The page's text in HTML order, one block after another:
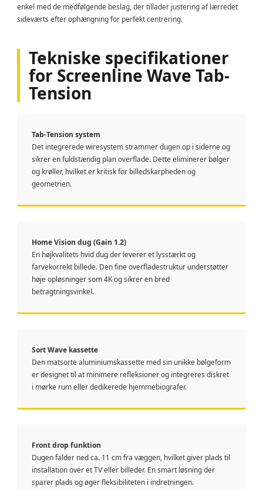
enkel med de medfølgende beslag, der tillader justering af lærredet
sideværts efter ophængning for perfekt centrering.
Tekniske specifikationer
for Screenline Wave Tab-
Tension
Tab-Tension system
Det integrerede wiresystem strammer dugen op i siderne og
sikrer en fuldstændig plan overflade. Dette eliminerer bølger
og krøller, hvilket er kritisk for billedskarpheden og
geometrien.
Home Vision dug (Gain 1.2)
En højkvalitets hvid dug der leverer et lysstærkt og
farvekorrekt billede. Den fine overfladestruktur understøtter
høje opløsninger som 4K og sikrer en bred
betragtningsvinkel.
Sort Wave kassette
Den matsorte aluminiumskassette med sin unikke bølgeform
er designet til at minimere refleksioner og integreres diskret
i mørke rum eller dedikerede hjemmebiografer.
Front drop funktion
Dugen falder ned ca. 11 cm fra væggen, hvilket giver plads til
installation over et TV eller billeder. En smart løsning der
sparer plads og øger fleksibiliteten i indretningen.